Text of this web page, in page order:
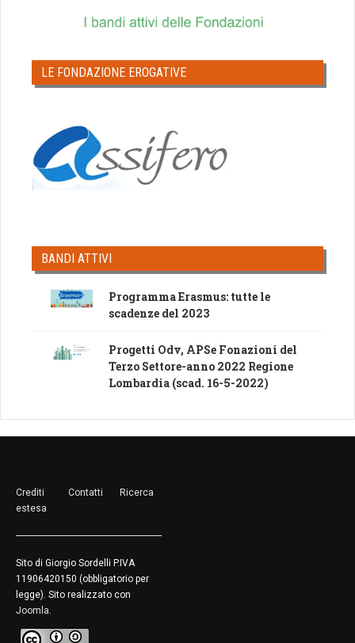
LE FONDAZIONE EROGATIVE
BANDI ATTIVI
Programma Erasmus: tutte le
scadenze del 2023
Progetti Odv, APSe Fonazioni del
Terzo Settore-anno 2022 Regione
Lombardia (scad. 16-5-2022)
Crediti Contatti
Ricerca
estesa
Sito di Giorgio Sordelli P.IVA
11906420150 (obbligatorio per
legge). Sito realizzato con
Joomla.